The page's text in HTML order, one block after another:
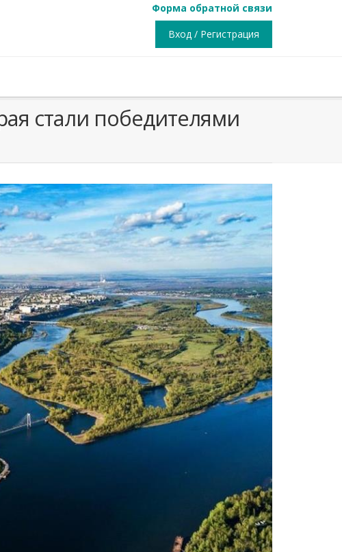
Форма обратной связи
Вход / Регистрация
стали победителями